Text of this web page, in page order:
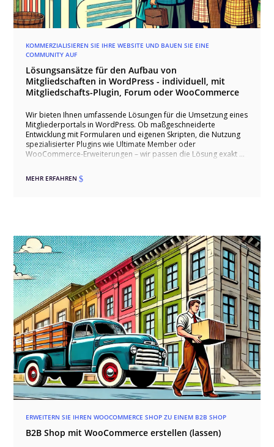
KOMMERZIALISIEREN SIE IHRE WEBSITE UND BAUEN SIE EINE
COMMUNITY AUF
Lösungsansätze für den Aufbau von
Mitgliedschaften in WordPress - individuell, mit
Mitgliedschafts-Plugin, Forum oder WooCommerce
Wir bieten Ihnen umfassende Lösungen für die Umsetzung eines
Mitgliederportals in WordPress. Ob maßgeschneiderte
Entwicklung mit Formularen und eigenen Skripten, die Nutzung
spezialisierter Plugins wie Ultimate Member oder
WooCommerce-Erweiterungen – wir passen die Lösung exakt an
benutzerfreundliche Registrierungen, exklusive Inhalte,
interaktive Funktionen und automatisierte Zahlungsprozesse.
MEHR ERFAHREN$
ERWEITERN SIE IHREN WOOCOMMERCE SHOP ZU EINEM B2B SHOP
B2B Shop mit WooCommerce erstellen (lassen)